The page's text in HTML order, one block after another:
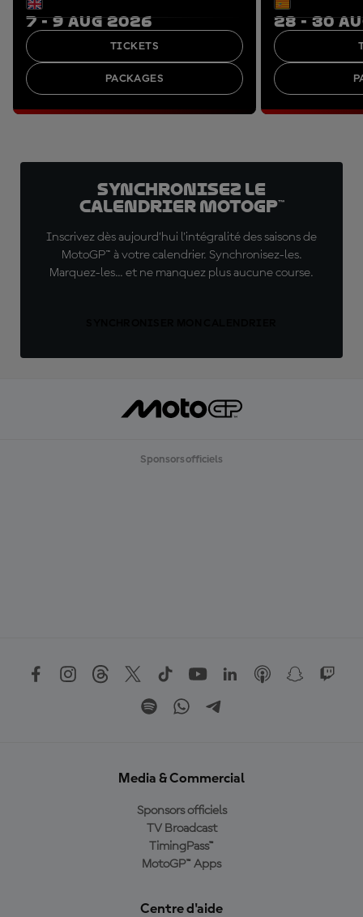
7 - 9 AUG 2026
TICKETS
PACKAGES
28 - 30
Synchronisez le
calendrier MotoGP™
Inscrivez dès aujourd'hui l'intégralité des saisons de
MotoGP™ à votre calendrier. Synchronisez-les.
Marquez-les... et ne manquez plus aucune course.
Sponsors officiels
Media & Commercial
Sponsors officiels
TV Broadcast
TimingPass™
MotoGP™ Apps
Centre d'aide